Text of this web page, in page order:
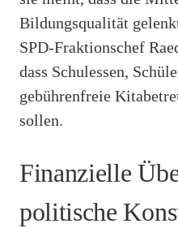
Bildungsqualität
SPD-Fraktionschef
dass Schulessen,
gebührenfreie
sollen.
Finanzielle
politische